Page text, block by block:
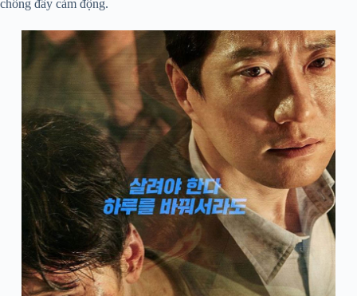
chồng đầy cảm động.